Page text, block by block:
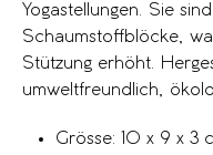
Yogastellungen. Sie
Schaumstoffblöcke,
Stützung erhöht.
umweltfreundlich,
Grösse: 10 x 9 x 3